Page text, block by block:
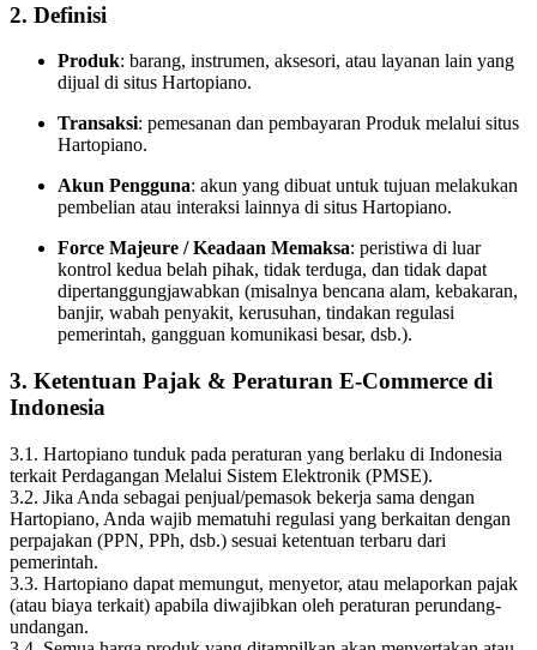
2. Definisi
Produk: barang, instrumen, aksesori, atau layanan lain yang
dijual di situs Hartopiano.
Transaksi: pemesanan dan pembayaran Produk melalui situs
Hartopiano.
Akun Pengguna: akun yang dibuat untuk tujuan melakukan
pembelian atau interaksi lainnya di situs Hartopiano.
Force Majeure / Keadaan Memaksa: peristiwa di luar
kontrol kedua belah pihak, tidak terduga, dan tidak dapat
dipertanggungjawabkan (misalnya bencana alam, kebakaran,
banjir, wabah penyakit, kerusuhan, tindakan regulasi
pemerintah, gangguan komunikasi besar, dsb.).
3. Ketentuan Pajak & Peraturan E-Commerce di
Indonesia
3.1. Hartopiano tunduk pada peraturan yang berlaku di Indonesia
terkait Perdagangan Melalui Sistem Elektronik (PMSE).
3.2. Jika Anda sebagai penjual/pemasok bekerja sama dengan
Hartopiano, Anda wajib mematuhi regulasi yang berkaitan dengan
perpajakan (PPN, PPh, dsb.) sesuai ketentuan terbaru dari
pemerintah.
3.3. Hartopiano dapat memungut, menyetor, atau melaporkan pajak
(atau biaya terkait) apabila diwajibkan oleh peraturan perundang-
undangan.